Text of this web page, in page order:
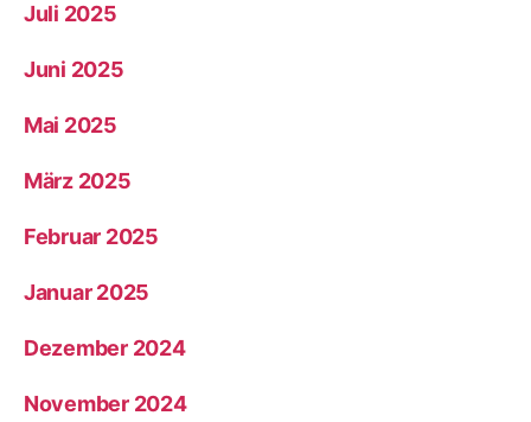
Juli 2025
Juni 2025
Mai 2025
März 2025
Februar 2025
Januar 2025
Dezember 2024
November 2024